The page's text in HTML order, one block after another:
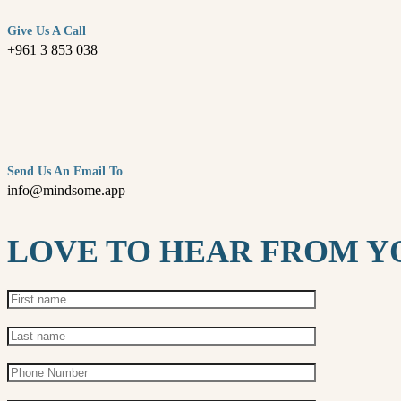
Give Us A Call
+961 3 853 038
Send Us An Email To
info@mindsome.app
LOVE TO HEAR FROM